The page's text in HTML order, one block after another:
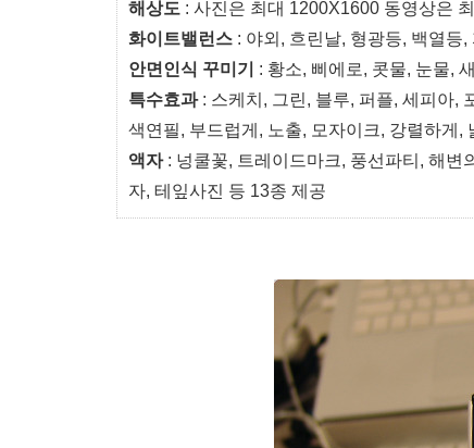
해상도 : 사진은 최대 1200X1600 동영상은
화이트밸런스 : 야외, 흐린날, 형광등, 백열등,
안면인식 꾸미기
: 황소, 삐에로, 콧물, 눈물,
특수효과: 스케치, 그린, 블루, 퍼플, 세피아,
색연필, 부드럽게, 노출, 모자이크, 강렬하게,
액자: 넝쿨꽃, 트레이드마크, 풍선파티, 해변
자, 테잎사진 등 13종 제공